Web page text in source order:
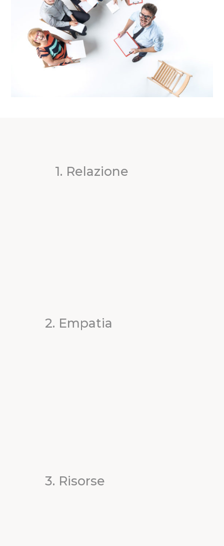
1. Relazione
2. Empatia
3. Risorse